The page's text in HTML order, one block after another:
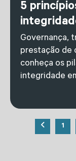
5
Governança,
prestação de
conheça os
integridade
1